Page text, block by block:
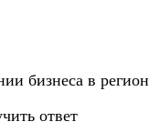
бизнеса в
ответ